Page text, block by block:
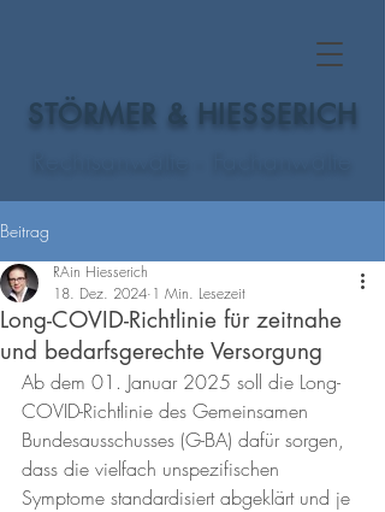
STÖRMER & HIESSERICH
Beitrag
Long-COVID-Richtlinie für zeitnahe
und bedarfsgerechte Versorgung
RAin Hiesserich
18. Dez. 2024 1 Min. Lesezeit
Ab dem 01. Januar 2025 soll die Long-
COVID-Richtlinie des Gemeinsamen
Bundesausschusses (G-BA) dafür sorgen,
dass die vielfach unspezifischen
Symptome standardisiert abgeklärt und je